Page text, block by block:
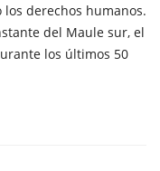
derechos humanos.
del Maule sur, el
los últimos 50